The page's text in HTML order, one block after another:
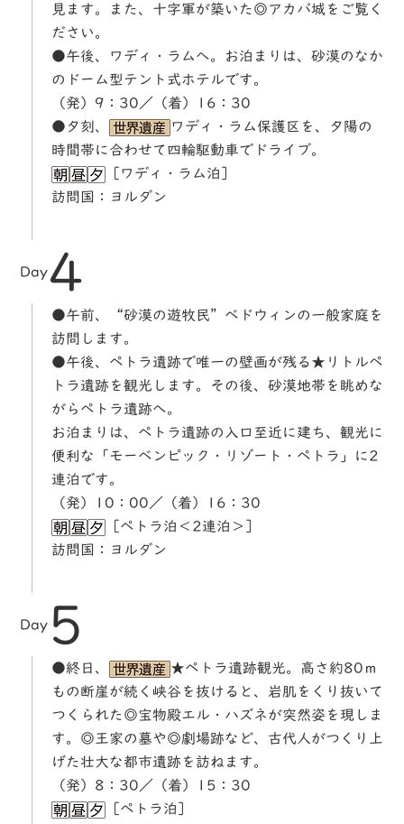
見ます。また、十字軍が築いた◎アカバ城をご覧く
ださい。
●午後、ワディ・ラムへ。お泊まりは、砂漠のなか
のドーム型テント式ホテルです。
（発）9：30／（着）16：30
●夕刻、
ワディ・ラム保護区を、夕陽の
時間帯に合わせて四輪駆動車でドライブ。
［ワディ・ラム泊］
訪問国：ヨルダン
Day4
●午前、“砂漠の遊牧民”ベドウィンの一般家庭を
訪問します。
●午後、ペトラ遺跡で唯一の壁画が残る★リトルペ
トラ遺跡を観光します。その後、砂漠地帯を眺めな
がらペトラ遺跡へ。
お泊まりは、ペトラ遺跡の入口至近に建ち、観光に
便利な「モーベンピック・リゾート・ペトラ」に2
連泊です。
（発）10：00／（着）16：30
［ペトラ泊＜2連泊＞］
訪問国：ヨルダン
Day 5
●終日、
★ペトラ遺跡観光。高さ約80ｍ
もの断崖が続く峡谷を抜けると、岩肌をくり抜いて
つくられた◎宝物殿エル・ハズネが突然姿を現しま
す。◎王家の墓や◎劇場跡など、古代人がつくり上
げた壮大な都市遺跡を訪ねます。
（発）8：30／（着）15：30
［ペトラ泊］